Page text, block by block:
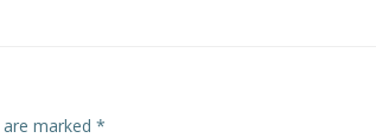
marked *